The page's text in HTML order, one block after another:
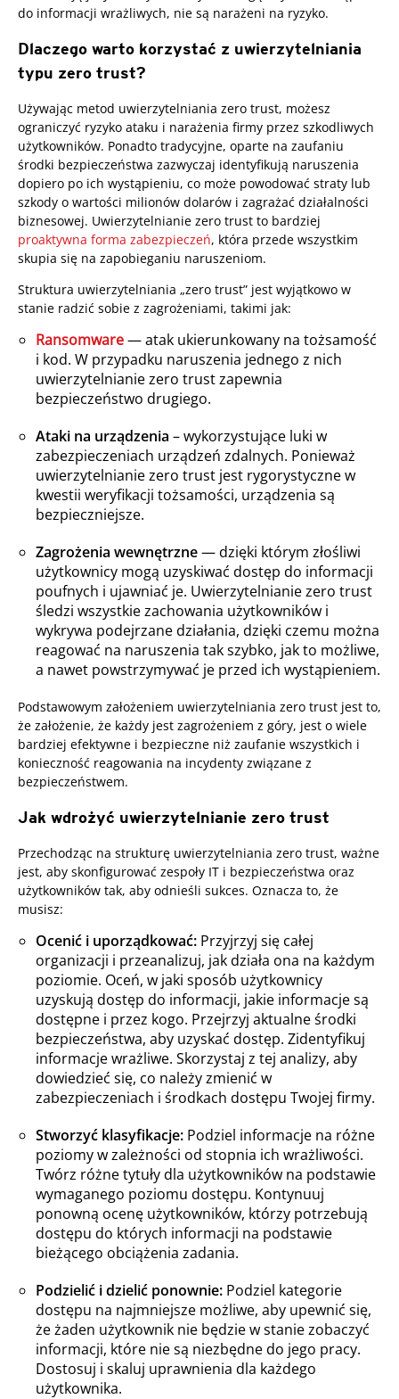
do informacji wrażliwych, nie są narażeni na ryzyko.
Dlaczego warto korzystać z uwierzytelniania
typu zero trust?
Używając metod uwierzytelniania zero trust, możesz
ograniczyć ryzyko ataku i narażenia firmy przez szkodliwych
użytkowników. Ponadto tradycyjne, oparte na zaufaniu
środki bezpieczeństwa zazwyczaj identyfikują naruszenia
dopiero po ich wystąpieniu, co może powodować straty lub
szkody o wartości milionów dolarów i zagrażać działalności
biznesowej. Uwierzytelnianie zero trust to bardziej
proaktywna forma zabezpieczeń, która przede wszystkim
skupia się na zapobieganiu naruszeniom.
Struktura uwierzytelniania „zero trust” jest wyjątkowo w
stanie radzić sobie z zagrożeniami, takimi jak:
Ransomware— atak ukierunkowany na tożsamość
i kod. W przypadku naruszenia jednego z nich
uwierzytelnianie zero trust zapewnia
bezpieczeństwo drugiego.
Ataki na urządzenia – wykorzystujące luki w
zabezpieczeniach urządzeń zdalnych. Ponieważ
uwierzytelnianie zero trust jest rygorystyczne w
kwestii weryfikacji tożsamości, urządzenia są
bezpieczniejsze.
Zagrożenia wewnętrzne— dzięki którym złośliwi
użytkownicy mogą uzyskiwać dostęp do informacji
poufnych i ujawniać je. Uwierzytelnianie zero trust
śledzi wszystkie zachowania użytkowników i
wykrywa podejrzane działania, dzięki czemu można
reagować na naruszenia tak szybko, jak to możliwe,
a nawet powstrzymywać je przed ich wystąpieniem.
Podstawowym założeniem uwierzytelniania zero trust jest to,
że założenie, że każdy jest zagrożeniem z góry, jest o wiele
bardziej efektywne i bezpieczne niż zaufanie wszystkich i
konieczność reagowania na incydenty związane z
bezpieczeństwem.
Jak wdrożyć uwierzytelnianie zero trust
Przechodząc na strukturę uwierzytelniania zero trust, ważne
jest, aby skonfigurować zespoły IT i bezpieczeństwa oraz
użytkowników tak, aby odnieśli sukces. Oznacza to, że
musisz:
Ocenić i uporządkować: Przyjrzyj się całej
organizacji i przeanalizuj, jak działa ona na każdym
poziomie. Oceń, w jaki sposób użytkownicy
uzyskują dostęp do informacji, jakie informacje są
dostępne i przez kogo. Przejrzyj aktualne środki
bezpieczeństwa, aby uzyskać dostęp. Zidentyfikuj
informacje wrażliwe. Skorzystaj z tej analizy, aby
dowiedzieć się, co należy zmienić w
zabezpieczeniach i środkach dostępu Twojej firmy.
Stworzyć klasyfikacje: Podziel informacje na różne
poziomy w zależności od stopnia ich wrażliwości.
Twórz różne tytuły dla użytkowników na podstawie
wymaganego poziomu dostępu. Kontynuuj
ponowną ocenę użytkowników, którzy potrzebują
dostępu do których informacji na podstawie
bieżącego obciążenia zadania.
Podzielić i dzielić ponownie: Podziel kategorie
dostępu na najmniejsze możliwe, aby upewnić się,
że żaden użytkownik nie będzie w stanie zobaczyć
informacji, które nie są niezbędne do jego pracy.
Dostosuj i skaluj uprawnienia dla każdego
użytkownika.